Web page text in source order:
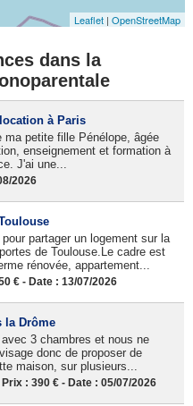
Leaflet |OpenStreetMap
dans la
à Paris
ma petite fille Pénélope, âgée
enseignement et formation à
J'ai une...
2026
partager un logement sur la
de Toulouse.Le cadre est
rénovée, appartement...
€ - Date : 13/07/2026
la Drôme
3 chambres et nous ne
donc de proposer de
maison, sur plusieurs...
: 390 € - Date : 05/07/2026